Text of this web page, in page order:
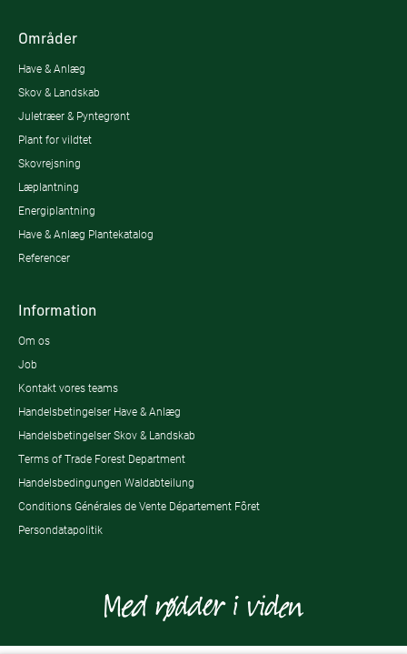
Områder
Have & Anlæg
Skov & Landskab
Juletræer & Pyntegrønt
Plant for vildtet
Skovrejsning
Læplantning
Energiplantning
Have & Anlæg Plantekatalog
Referencer
Information
Om os
Job
Kontakt vores teams
Handelsbetingelser Have & Anlæg
Handelsbetingelser Skov & Landskab
Terms of Trade Forest Department
Handelsbedingungen Waldabteilung
Conditions Générales de Vente Département Fôret
Persondatapolitik